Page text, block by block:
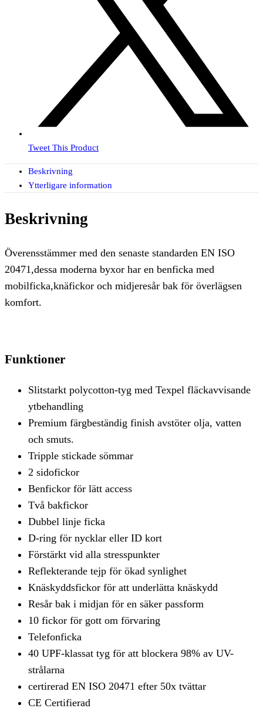
Tweet This Product
Beskrivning
Ytterligare information
Beskrivning
Överensstämmer med den senaste standarden EN ISO
20471,dessa moderna byxor har en benficka med
mobilficka,knäfickor och midjeresår bak för överlägsen
komfort.
Funktioner
Slitstarkt polycotton-tyg med Texpel fläckavvisande
ytbehandling
Premium färgbeständig finish avstöter olja, vatten
och smuts.
Tripple stickade sömmar
2 sidofickor
Benfickor för lätt access
Två bakfickor
Dubbel linje ficka
D-ring för nycklar eller ID kort
Förstärkt vid alla stresspunkter
Reflekterande tejp för ökad synlighet
Knäskyddsfickor för att underlätta knäskydd
Resår bak i midjan för en säker passform
10 fickor för gott om förvaring
Telefonficka
40 UPF-klassat tyg för att blockera 98% av UV-
strålarna
certirerad EN ISO 20471 efter 50x tvättar
CE Certifierad